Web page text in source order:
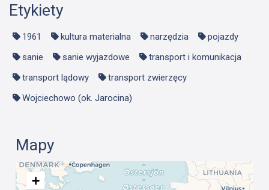
Etykiety
1961 kultura materialna narzędzia
pojazdy
sanie
sanie wyjazdowe
transport i komunikacja
transport lądowy
transport zwierzęcy
Wojciechowo (ok. Jarocina)
Mapy
+